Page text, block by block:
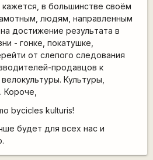
в большинстве своём
людям, направленным
достижение результата в
- гонке, покатушке,
от слепого следования
продавцов к
Культуры,
Короче,
bycicles kulturis!
будет для всех нас и